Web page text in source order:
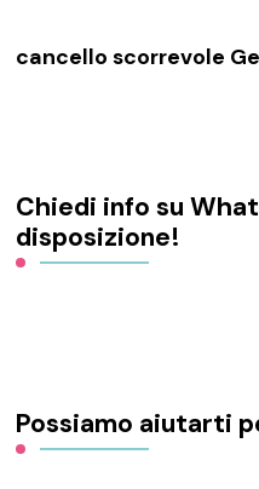
cancello scorrevole
Chiedi info su
disposizione!
Possiamo aiutarti